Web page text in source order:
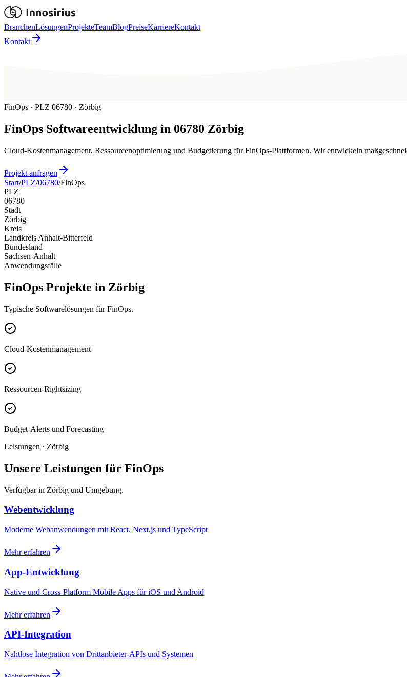
BranchenLösungenProjekteTeamBlogPreiseKarriereKontakt
Kontakt
FinOps · PLZ 06780 · Zörbig
FinOps Softwareentwicklung in 06780 Zörbig
Cloud-Kostenmanagement, Ressourcenoptimierung und Budgetierung für FinOps-Plattformen. Wir entwickeln
Projekt anfragen
Start/PLZ/06780/FinOps
PLZ
06780
Stadt
Zörbig
Kreis
Landkreis Anhalt-Bitterfeld
Bundesland
Sachsen-Anhalt
Anwendungsfälle
FinOps Projekte in Zörbig
Typische Softwarelösungen für FinOps.
Cloud-Kostenmanagement
Ressourcen-Rightsizing
Budget-Alerts und Forecasting
Leistungen · Zörbig
Unsere Leistungen für FinOps
Verfügbar in Zörbig und Umgebung.
Webentwicklung
Moderne Webanwendungen mit React, Next.js und TypeScript
Mehr erfahren
App-Entwicklung
Native und Cross-Platform Mobile Apps für iOS und Android
Mehr erfahren
API-Integration
Nahtlose Integration von Drittanbieter-APIs und Systemen